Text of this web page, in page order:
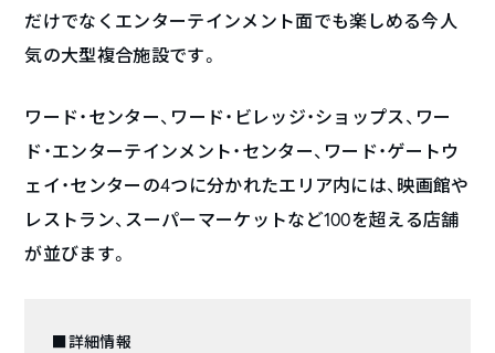
だけでなくエンターテインメント面でも楽しめる今人
気の大型複合施設です。
ワード・センター、ワード・ビレッジ・ショップス、ワー
ド・エンターテインメント・センター、ワード・ゲートウ
ェイ・センターの4つに分かれたエリア内には、映画館や
レストラン、スーパーマーケットなど100を超える店舗
が並びます。
■詳細情報